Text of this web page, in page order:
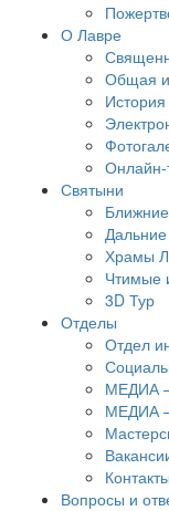
О Лавре
Общая
История
Онлайн-
Святыни
Храмы
Чтимые
3D Тур
Отделы
Отдел
МЕДИА
МЕДИА
Контакты
Вопросы и